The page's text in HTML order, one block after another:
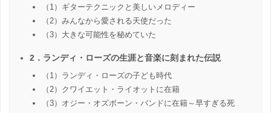
（1）ギターテクニックと美しいメロディー
（2）みんなから愛される天使だった
（3）大きな可能性を秘めていた
2．ランディ・ローズの生涯と音楽に刻まれた伝説
（1）ランディ・ローズの子ども時代
（2）クワイエット・ライオットに在籍
（3）オジー・オズボーン・バンドに在籍～早すぎる死